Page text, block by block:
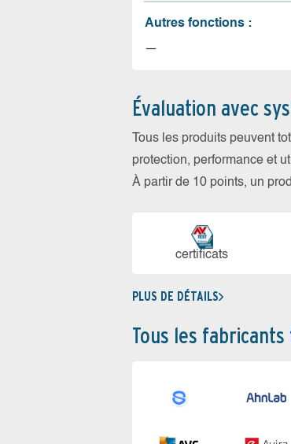
Autres fonctions :
—
Évaluation avec
Tous les produits peuvent
protection, performance et
À partir de 10 points, un
certi­ficats
PLUS DE DÉTAILS
Tous les